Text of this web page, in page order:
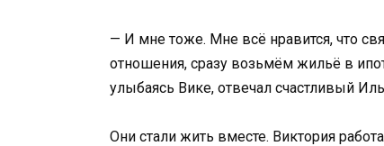
— И мне тоже. Мне всё нравится, что
отношения, сразу возьмём жильё в
улыбаясь Вике, отвечал счастливый
Они стали жить вместе. Виктория